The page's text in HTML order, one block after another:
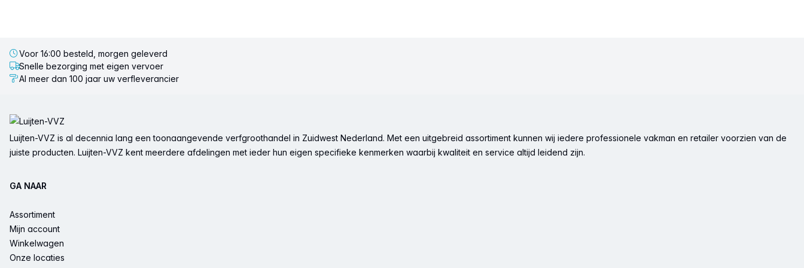
Voor 16:00 besteld, morgen geleverd
Snelle bezorging met eigen vervoer
Al meer dan 100 jaar uw verfleverancier
Luijten-VVZ is al decennia lang een toonaangevende verfgroothandel in Zuidwest Nederland. Met een uitgebreid assortiment kunnen wij iedere professionele vakman en retailer voorzien van de
juiste producten. Luijten-VVZ kent meerdere afdelingen met ieder hun eigen specifieke kenmerken waarbij kwaliteit en service altijd leidend zijn.
GA NAAR
Assortiment
Mijn account
Winkelwagen
Onze locaties